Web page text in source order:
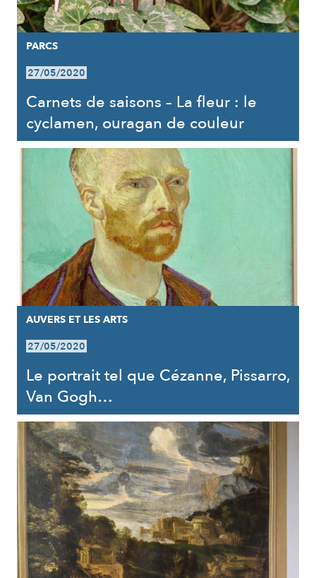
PARCS
27/05/2020
Carnets de saisons – La fleur : le
cyclamen, ouragan de couleur
AUVERS ET LES ARTS
27/05/2020
Le portrait tel que Cézanne, Pissarro,
Van Gogh…